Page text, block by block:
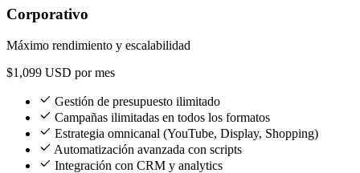
Corporativo
Máximo rendimiento y escalabilidad
$1,099 USD por mes
Gestión de presupuesto ilimitado
Campañas ilimitadas en todos los formatos
Estrategia omnicanal (YouTube, Display, Shopping)
Automatización avanzada con scripts
Integración con CRM y analytics